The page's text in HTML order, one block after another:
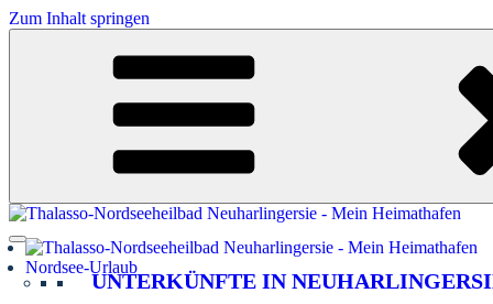
Zum Inhalt springen
Nordsee-Urlaub
UNTERKÜNFTE IN